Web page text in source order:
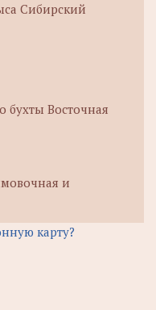
Сибирский
бухты Восточная
и
карту?